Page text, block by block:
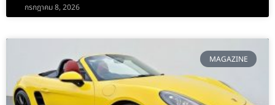
กรกฎาคม 8, 2026
MAGAZINE